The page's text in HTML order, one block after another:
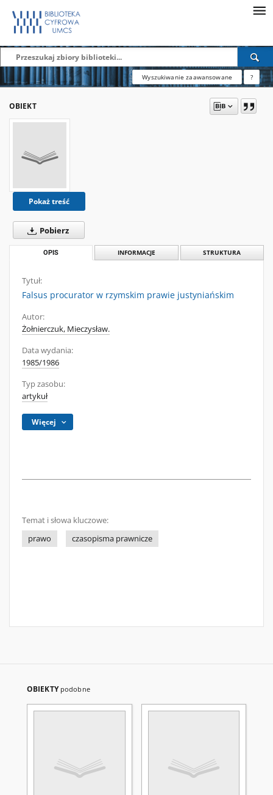
Wyszukiwanie zaawansowane ?
OBIEKT
Pokaż treść
Pobierz
OPIS INFORMACJE STRUKTURA
Tytuł:
Falsus procurator w rzymskim prawie justyniańskim
Autor:
Żołnierczuk, Mieczysław.
Data wydania:
1985/1986
Typ zasobu:
artykuł
Więcej
Temat i słowa kluczowe:
prawo
czasopisma prawnicze
OBIEKTY podobne